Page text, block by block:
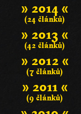
» 2014 «
(24 článků)
» 2013 «
(42 článků)
» 2012 «
(7 článků)
» 2011 «
(9 článků)